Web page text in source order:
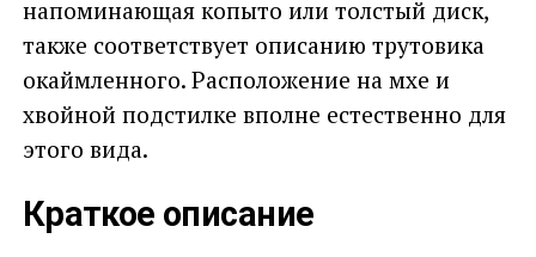
напоминающая копыто или толстый диск,
также соответствует описанию трутовика
окаймленного. Расположение на мхе и
хвойной подстилке вполне естественно для
этого вида.
Краткое описание